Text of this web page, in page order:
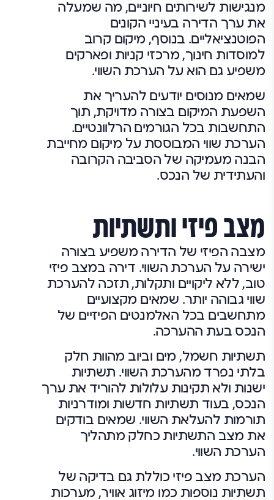
מנגישות לשירותים חיוניים, מה שמעלה
את ערך הדירה בעיניי הקונים
הפוטנציאליים. בנוסף, מיקום קרוב
למוסדות חינוך, מרכזי קניות ופארקים
משפיע גם הוא על הערכת השווי.
שמאים מנוסים יודעים להעריך את
השפעת המיקום בצורה מדויקת, תוך
התחשבות בכל הגורמים הרלוונטיים.
הערכת שווי המבוססת על מיקום מחייבת
הבנה מעמיקה של הסביבה הקרובה
והעתידית של הנכס.
מצב פיזי ותשתיות
מצבה הפיזי של הדירה משפיע בצורה
ישירה על הערכת השווי. דירה במצב פיזי
טוב, ללא ליקויים ותקלות, תזכה להערכת
שווי גבוהה יותר. שמאים מקצועיים
מתחשבים בכל האלמנטים הפיזיים של
הנכס בעת ההערכה.
תשתיות חשמל, מים וביוב מהוות חלק
בלתי נפרד מהערכת השווי. תשתיות
ישנות ולא תקינות עלולות להוריד את ערך
הנכס, בעוד תשתיות חדשות ומודרניות
תורמות להעלאת השווי. שמאים בודקים
את מצב התשתיות כחלק מתהליך
הערכת השווי.
הערכת מצב פיזי כוללת גם בדיקה של
תשתיות נוספות כמו מיזוג אוויר, מערכות